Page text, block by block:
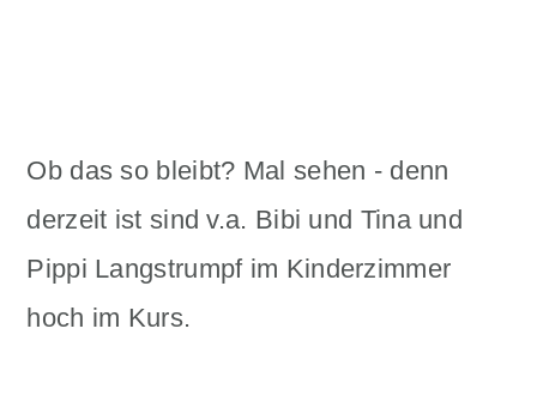
Ob das so bleibt? Mal sehen - denn
derzeit ist sind v.a. Bibi und Tina und
Pippi Langstrumpf im Kinderzimmer
hoch im Kurs.